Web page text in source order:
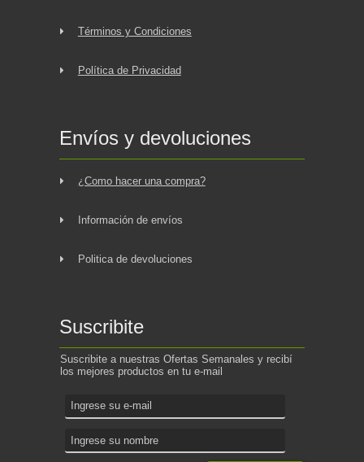
Términos y Condiciones
Política de Privacidad
Envíos y devoluciones
¿Como hacer una compra?
Información de envíos
Politica de devoluciones
Suscribite
Suscribite a nuestras Ofertas Semanales y recibí
los mejores productos en tu e-mail